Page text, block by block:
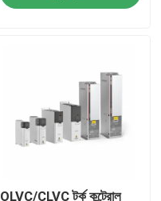
OLVC/CLVC টর্ক কন্ট্রোল